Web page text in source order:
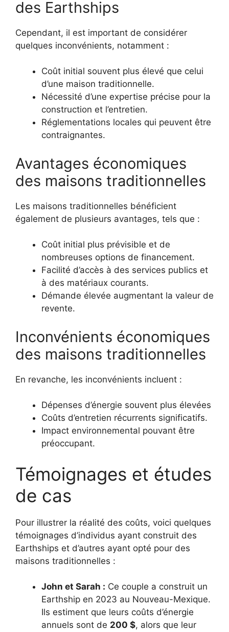
des Earthships
Cependant, il est important de considérer
quelques inconvénients, notamment :
Coût initial souvent plus élevé que celui
d’une maison traditionnelle.
Nécessité d’une expertise précise pour la
construction et l’entretien.
Réglementations locales qui peuvent être
contraignantes.
Avantages économiques
des maisons traditionnelles
Les maisons traditionnelles bénéficient
également de plusieurs avantages, tels que :
Coût initial plus prévisible et de
nombreuses options de financement.
Facilité d’accès à des services publics et
à des matériaux courants.
Démande élevée augmentant la valeur de
revente.
Inconvénients économiques
des maisons traditionnelles
En revanche, les inconvénients incluent :
Dépenses d’énergie souvent plus élevées
Coûts d’entretien récurrents significatifs.
Impact environnemental pouvant être
préoccupant.
Témoignages et études
de cas
Pour illustrer la réalité des coûts, voici quelques
témoignages d’individus ayant construit des
Earthships et d’autres ayant opté pour des
maisons traditionnelles :
John et Sarah : Ce couple a construit un
Earthship en 2023 au Nouveau-Mexique.
Ils estiment que leurs coûts d’énergie
annuels sont de 200 $, alors que leur